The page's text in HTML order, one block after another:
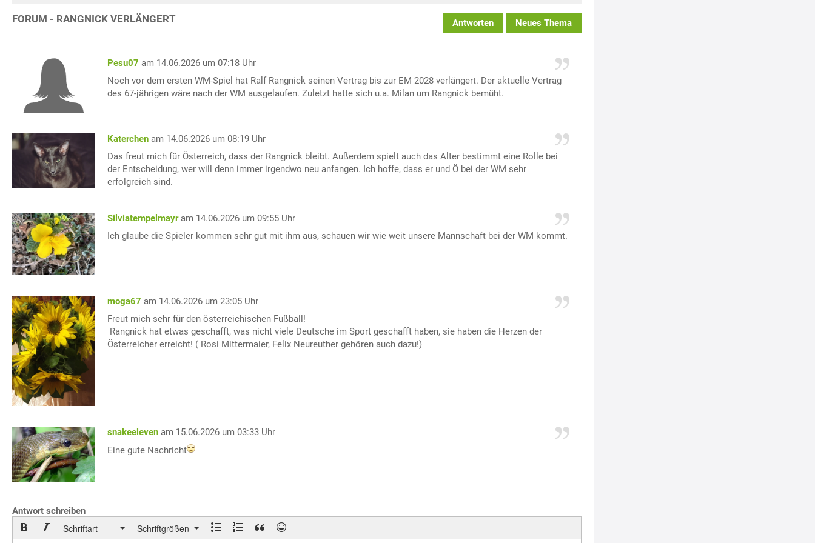
FORUM - RANGNICK VERLÄNGERT Antworten Neues Thema
Pesu07 am 14.06.2026 um 07:18 Uhr
Noch vor dem ersten WM-Spiel hat Ralf Rangnick seinen Vertrag bis zur EM 2028 verlängert. Der aktuelle Vertrag
des 67-jährigen wäre nach der WM ausgelaufen. Zuletzt hatte sich u.a. Milan um Rangnick bemüht.
Katerchen am 14.06.2026 um 08:19 Uhr
Das freut mich für Österreich, dass der Rangnick bleibt. Außerdem spielt auch das Alter bestimmt eine Rolle bei
der Entscheidung, wer will denn immer irgendwo neu anfangen. Ich hoffe, dass er und Ö bei der WM sehr
erfolgreich sind.
Silviatempelmayr am 14.06.2026 um 09:55 Uhr
Ich glaube die Spieler kommen sehr gut mit ihm aus, schauen wir wie weit unsere Mannschaft bei der WM kommt.
moga67 am 14.06.2026 um 23:05 Uhr
Freut mich sehr für den österreichischen Fußball!
Rangnick hat etwas geschafft, was nicht viele Deutsche im Sport geschafft haben, sie haben die Herzen der
Österreicher erreicht! ( Rosi Mittermaier, Felix Neureuther gehören auch dazu!)
snakeeleven am 15.06.2026 um 03:33 Uhr
Eine gute Nachricht
Antwort schreiben
Schriftart Schriftgrößen